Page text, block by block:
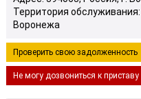
Территория
Воронежа
Проверить свою задолженность
Не могу дозвониться к приставу